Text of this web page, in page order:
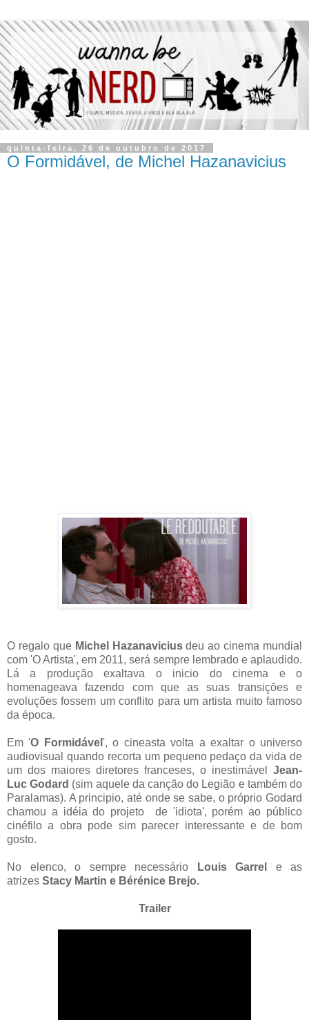
quinta-feira, 26 de outubro de 2017
O Formidável, de Michel Hazanavicius
O regalo que Michel Hazanaviciusdeu ao cinema mundial
com 'O Artista', em 2011, será sempre lembrado e aplaudido.
Lá a produção exaltava o inicio do cinema e o
homenageava fazendo com que as suas transições e
evoluções fossem um conflito para um artista muito famoso
da época.
Em 'O Formidável ', o cineasta volta a exaltar o universo
audiovisual quando recorta um pequeno pedaço da vida de
um dos maiores diretores franceses, o inestimável Jean-
Luc Godard (sim aquele da canção do Legião e também do
Paralamas). A principio, até onde se sabe, o próprio Godard
chamou a idéia do projeto de 'idiota', porém ao público
cinéfilo a obra pode sim parecer interessante e de bom
gosto.
No elenco, o sempre necessário Louis Garrel e as
atrizes Stacy Martin e Bérénice Brejo.
Trailer